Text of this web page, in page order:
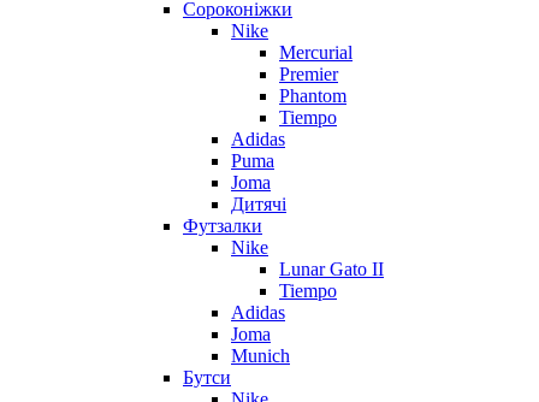
Сороконіжки
Nike
Mercurial
Premier
Phantom
Tiempo
Adidas
Puma
Joma
Дитячі
Футзалки
Nike
Lunar Gato II
Tiempo
Adidas
Joma
Munich
Бутси